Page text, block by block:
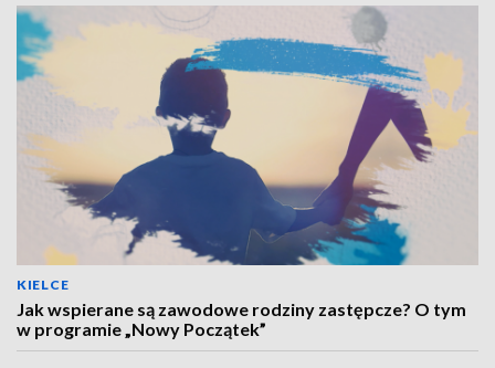
KIELCE
Jak wspierane są zawodowe rodziny zastępcze? O tym
w programie „Nowy Początek”